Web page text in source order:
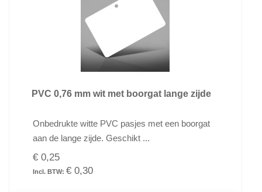
PVC 0,76 mm wit met boorgat lange zijde
Onbedrukte witte PVC pasjes met een boorgat
aan de lange zijde. Geschikt ...
€ 0,25
€ 0,30